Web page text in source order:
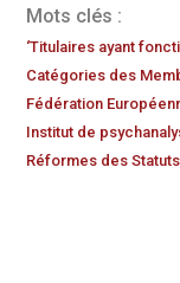
Mots clés :
‘Titulaires ayant
Catégories des
Fédération
Institut de
Réformes des